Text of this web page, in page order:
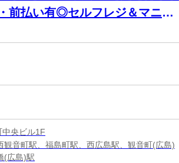
前払い有◎セルフレジ＆マニュ
央ビル1F
音町駅、福島町駅、西広島駅、観音町(広島)
(広島)駅